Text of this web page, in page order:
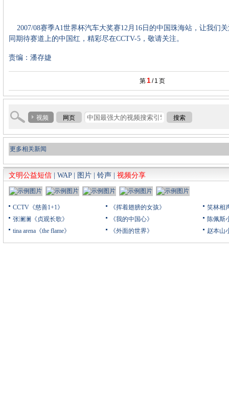
2007/08赛季A1世界杯汽车大奖赛12月16日的中国珠海站，让我们
同期待赛道上的中国红，精彩尽在CCTV-5，敬请关注。
责编：潘存婕
第 1/ 1 页
视频 网页 搜索
更多相关新闻
文明公益短信 WAP| 图片 铃声 视频分享
CCTV《慈善1+1》
张澜澜《贞观长歌》
tina arena《the flame》
《挥着翅膀的女孩》
《我的中国心》
《外面的世界》
笑林相
陈佩斯
赵本山